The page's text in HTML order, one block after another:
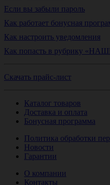
Если вы забыли пароль
Как работает бонусная
Как настроить уведомления
Как попасть в рубрику
Скачать прайс-лист
Каталог товаров
Доставка и оплата
Бонусная программа
Политика обработки
Новости
Гарантии
О компании
Контакты